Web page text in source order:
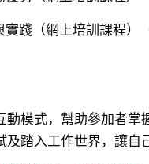
踐（網上培訓課程）
動模式，幫助參加者
踏入工作世界，讓自